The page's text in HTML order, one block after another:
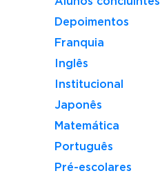
Depoimentos
Franquia
Inglês
Institucional
Japonês
Matemática
Português
Pré-escolares